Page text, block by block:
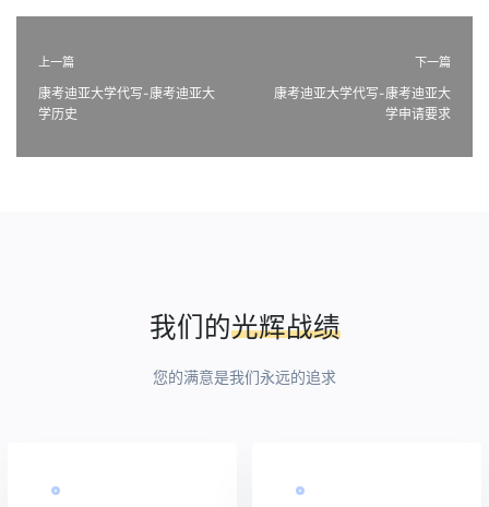
上一篇
康考迪亚大学代写-康考迪亚大
学历史
下一篇
康考迪亚大学代写-康考迪亚大
学申请要求
我们的光辉战绩
您的满意是我们永远的追求